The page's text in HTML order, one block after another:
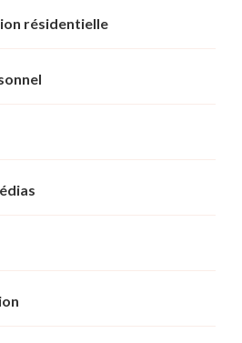
résidentielle